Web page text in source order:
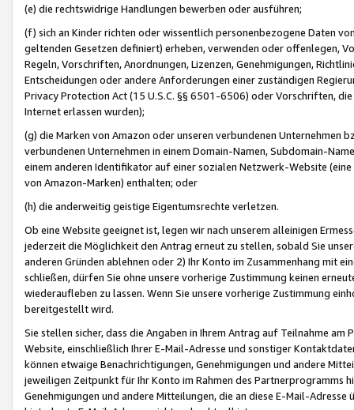
(e) die rechtswidrige Handlungen bewerben oder ausführen;
(f) sich an Kinder richten oder wissentlich personenbezogene Daten
geltenden Gesetzen definiert) erheben, verwenden oder offenlegen,
Regeln, Vorschriften, Anordnungen, Lizenzen, Genehmigungen,
Entscheidungen oder andere Anforderungen einer zuständigen
Privacy Protection Act (15 U.S.C. §§ 6501-6506) oder Vorschriften,
Internet erlassen wurden);
(g) die Marken von Amazon oder unseren verbundenen Unternehmen
verbundenen Unternehmen in einem Domain-Namen, Subdomain-
einem anderen Identifikator auf einer sozialen Netzwerk-Website
von Amazon-Marken) enthalten; oder
(h) die anderweitig geistige Eigentumsrechte verletzen.
Ob eine Website geeignet ist, legen wir nach unserem alleinigen
jederzeit die Möglichkeit den Antrag erneut zu stellen, sobald Sie
anderen Gründen ablehnen oder 2) Ihr Konto im Zusammenhang mit
schließen, dürfen Sie ohne unsere vorherige Zustimmung keinen
wiederaufleben zu lassen. Wenn Sie unsere vorherige Zustimmung
bereitgestellt wird.
Sie stellen sicher, dass die Angaben in Ihrem Antrag auf Teilnahme
Website, einschließlich Ihrer E-Mail-Adresse und sonstiger
können etwaige Benachrichtigungen, Genehmigungen und andere
jeweiligen Zeitpunkt für Ihr Konto im Rahmen des Partnerprogramms
Genehmigungen und andere Mitteilungen, die an diese E-Mail-